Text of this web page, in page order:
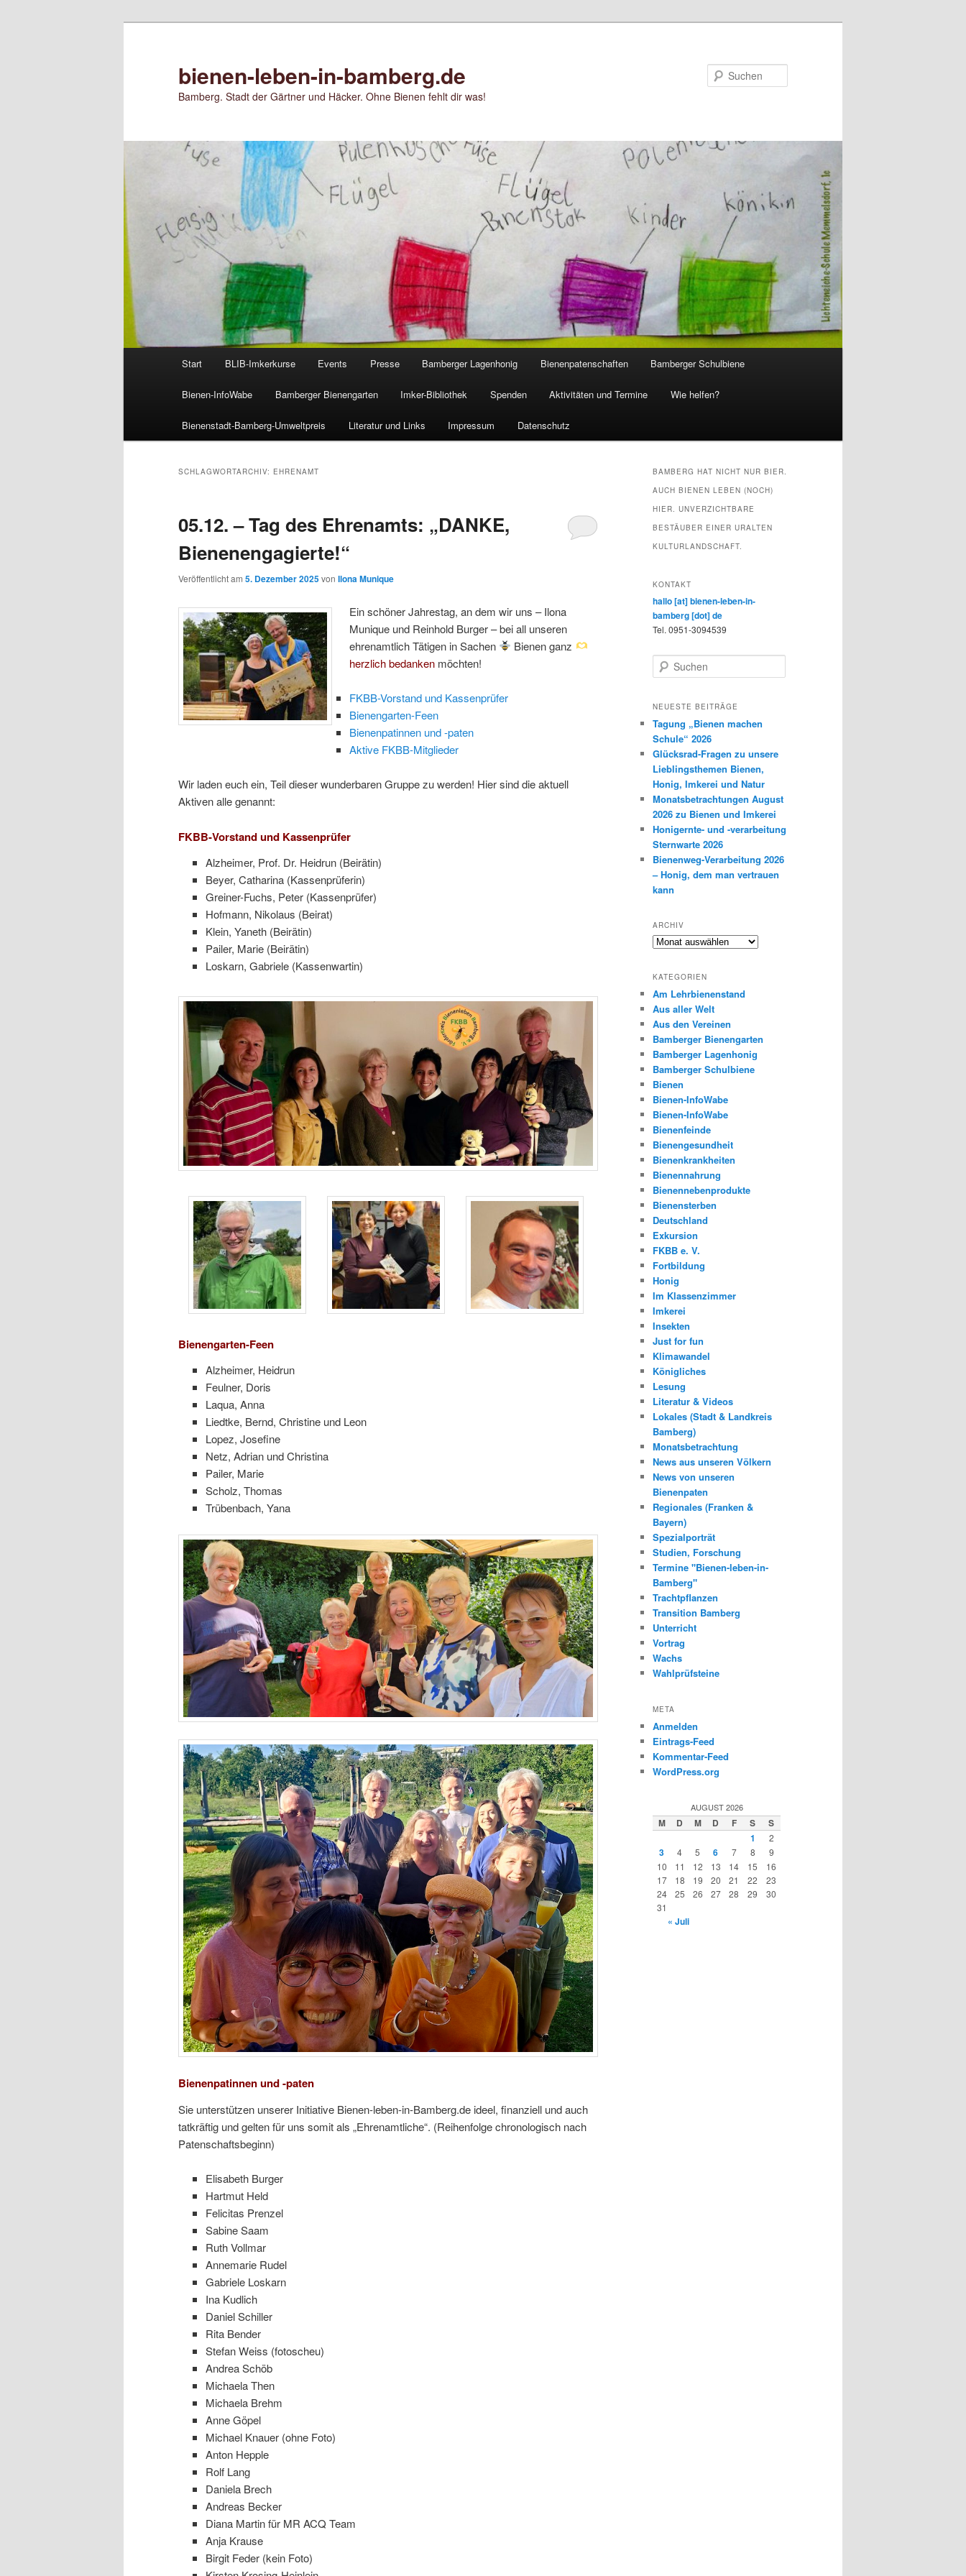
bienen-leben-in-bamberg.de
Bamberg. Stadt der Gärtner und Häcker. Ohne Bienen fehlt dir was!
Start BLIB-Imkerkurse Events Presse Bamberger Lagenhonig Bienenpatenschaften Bamberger Schulbiene
Bienen-InfoWabe Bamberger Bienengarten Imker-Bibliothek Spenden Aktivitäten und Termine Wie helfen?
Bienenstadt-Bamberg-Umweltpreis Literatur und Links Impressum Datenschutz
SCHLAGWORTARCHIV: EHRENAMT
05.12. – Tag des Ehrenamts: „DANKE,
Bienenengagierte!“
Veröffentlicht am 5. Dezember 2025von Ilona Munique
Ein schöner Jahrestag, an dem wir uns – Ilona
Munique und Reinhold Burger – bei all unseren
ehrenamtlich Tätigen in Sachen
Bienen ganz
herzlich bedanken möchten!
FKBB-Vorstand und Kassenprüfer
Bienengarten-Feen
Bienenpatinnen und -paten
Aktive FKBB-Mitglieder
Wir laden euch ein, Teil dieser wunderbaren Gruppe zu werden! Hier sind die aktuell
Aktiven alle genannt:
FKBB-Vorstand und Kassenprüfer
Alzheimer, Prof. Dr. Heidrun (Beirätin)
Beyer, Catharina (Kassenprüferin)
Greiner-Fuchs, Peter (Kassenprüfer)
Hofmann, Nikolaus (Beirat)
Klein, Yaneth (Beirätin)
Pailer, Marie (Beirätin)
Loskarn, Gabriele (Kassenwartin)
Bienengarten-Feen
Alzheimer, Heidrun
Feulner, Doris
Laqua, Anna
Liedtke, Bernd, Christine und Leon
Lopez, Josefine
Netz, Adrian und Christina
Pailer, Marie
Scholz, Thomas
Trübenbach, Yana
Bienenpatinnen und -paten
Sie unterstützen unserer Initiative Bienen-leben-in-Bamberg.de ideel, finanziell und auch
tatkräftig und gelten für uns somit als „Ehrenamtliche“. (Reihenfolge chronologisch nach
Patenschaftsbeginn)
Elisabeth Burger
Hartmut Held
Felicitas Prenzel
Sabine Saam
Ruth Vollmar
Annemarie Rudel
Gabriele Loskarn
Ina Kudlich
Daniel Schiller
Rita Bender
Stefan Weiss (fotoscheu)
Andrea Schöb
Michaela Then
Michaela Brehm
Anne Göpel
Michael Knauer (ohne Foto)
Anton Hepple
Rolf Lang
Daniela Brech
Andreas Becker
Diana Martin für MR ACQ Team
Anja Krause
Birgit Feder (kein Foto)
BAMBERG HAT NICHT NUR BIER.
AUCH BIENEN LEBEN (NOCH)
HIER. UNVERZICHTBARE
BESTÄUBER EINER URALTEN
KULTURLANDSCHAFT.
KONTAKT
hallo [at] bienen-leben-in-
bamberg [dot] de
Tel. 0951-3094539
u
h
n
NEUESTE BEITRÄGE
Tagung „Bienen machen
Schule“ 2026
Glücksrad-Fragen zu unsere
Lieblingsthemen Bienen,
Honig, Imkerei und Natur
Monatsbetrachtungen August
2026 zu Bienen und Imkerei
Honigernte- und -verarbeitung
Sternwarte 2026
Bienenweg-Verarbeitung 2026
– Honig, dem man vertrauen
kann
ARCHIV
Archiv
KATEGORIEN
Am Lehrbienenstand
Aus aller Welt
Aus den Vereinen
Bamberger Bienengarten
Bamberger Lagenhonig
Bamberger Schulbiene
Bienen
Bienen-InfoWabe
Bienen-InfoWabe
Bienenfeinde
Bienengesundheit
Bienenkrankheiten
Bienennahrung
Bienennebenprodukte
Bienensterben
Deutschland
Exkursion
FKBB e. V.
Fortbildung
Honig
Im Klassenzimmer
Imkerei
Insekten
Just for fun
Klimawandel
Königliches
Lesung
Literatur & Videos
Lokales (Stadt & Landkreis
Bamberg)
Monatsbetrachtung
News aus unseren Völkern
News von unseren
Bienenpaten
Regionales (Franken &
Bayern)
Spezialporträt
Studien, Forschung
Termine "Bienen-leben-in-
Bamberg"
Trachtpflanzen
Transition Bamberg
Unterricht
Vortrag
Wachs
Wahlprüfsteine
META
Anmelden
Eintrags-Feed
Kommentar-Feed
WordPress.org
AUGUST 2026
M D M D F S
S
1
2
3 4 5 6 7 8
9
10
11 12 13 14 15
16
17
18 19 20 21 22
23
24
25 26 27 28 29
30
31
« Juli